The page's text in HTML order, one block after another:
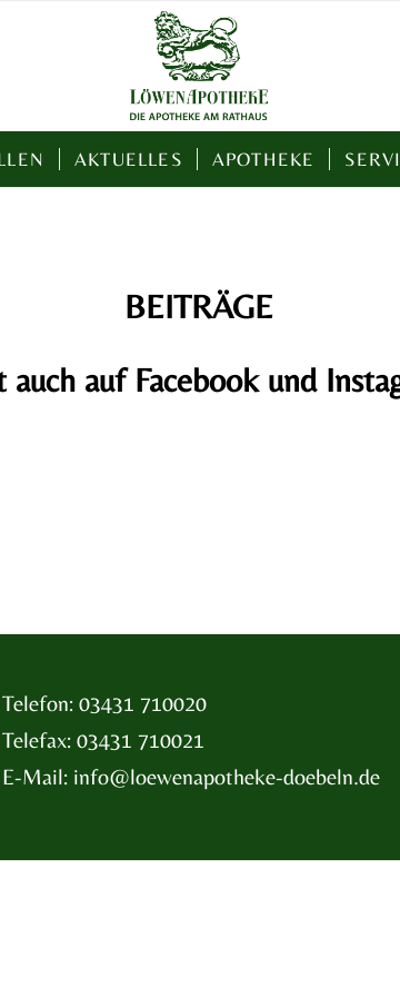
AKTUELLES APOTHEKE
BEITRÄGE
auch auf Facebook und
Telefon: 03431 710020
Telefax: 03431 710021
E-Mail: info@loewenapotheke-doebeln.de